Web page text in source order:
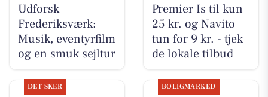
Udforsk
Frederiksværk:
Musik, eventyrfilm
og en smuk sejltur
Premier Is til kun
25 kr. og Navito
tun for 9 kr. - tjek
de lokale tilbud
DET SKER BOLIGMARKED